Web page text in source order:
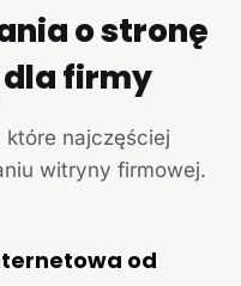
o stronę
firmy
które najczęściej
witryny firmowej.
od